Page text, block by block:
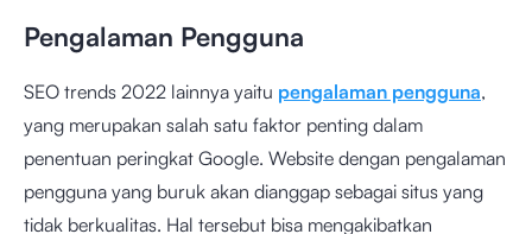
Pengalaman Pengguna
SEO trends 2022 lainnya yaitu pengalaman pengguna,
yang merupakan salah satu faktor penting dalam
penentuan peringkat Google. Website dengan pengalaman
pengguna yang buruk akan dianggap sebagai situs yang
tidak berkualitas. Hal tersebut bisa mengakibatkan